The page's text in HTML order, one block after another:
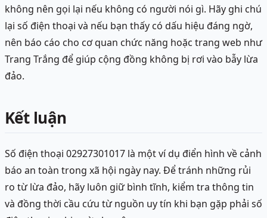
không nên gọi lại nếu không có người nói gì. Hãy ghi chú
lại số điện thoại và nếu bạn thấy có dấu hiệu đáng ngờ,
nên báo cáo cho cơ quan chức năng hoặc trang web như
Trang Trắng để giúp cộng đồng không bị rơi vào bẫy lừa
đảo.
Kết luận
Số điện thoại 02927301017 là một ví dụ điển hình về cảnh
báo an toàn trong xã hội ngày nay. Để tránh những rủi
ro từ lừa đảo, hãy luôn giữ bình tĩnh, kiểm tra thông tin
và đồng thời cầu cứu từ nguồn uy tín khi bạn gặp phải số